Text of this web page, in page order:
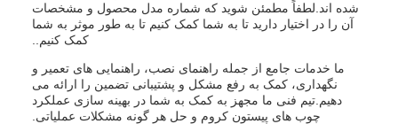
شده اند.لطفاً مطمئن شوید که شماره مدل محصول و مشخصات
آن را در اختیار دارید تا به شما کمک کنیم تا به طور موثر به شما
کمک کنیم..
ما خدمات جامع از جمله راهنمای نصب، راهنمایی های تعمیر و
نگهداری، کمک به رفع مشکل و پشتیبانی تضمین را ارائه می
دهیم.تیم فنی ما مجهز به کمک به شما در بهینه سازی عملکرد
چوب های پیستون کروم و حل هر گونه مشکلات عملیاتی.